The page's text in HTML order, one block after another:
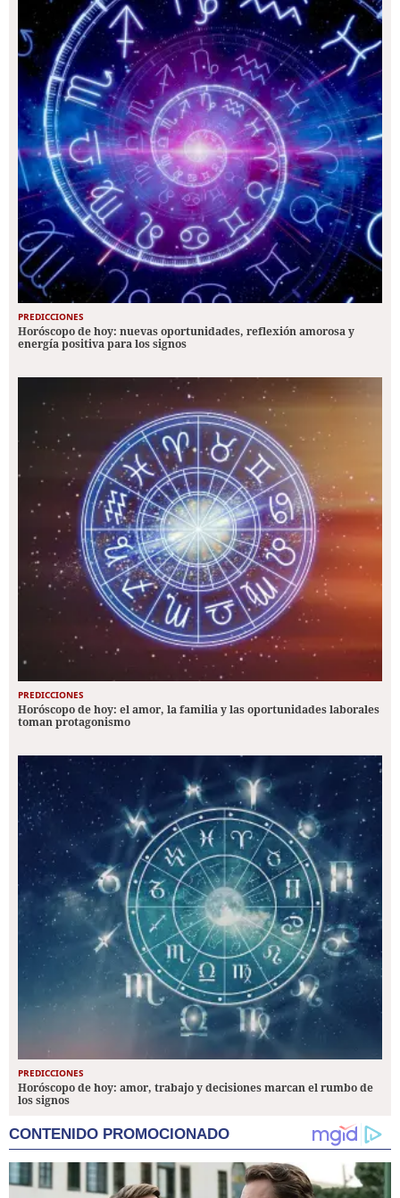
PREDICCIONES
Horóscopo de hoy: nuevas oportunidades, reflexión amorosa y
energía positiva para los signos
PREDICCIONES
Horóscopo de hoy: el amor, la familia y las oportunidades laborales
toman protagonismo
PREDICCIONES
Horóscopo de hoy: amor, trabajo y decisiones marcan el rumbo de
los signos
CONTENIDO PROMOCIONADO